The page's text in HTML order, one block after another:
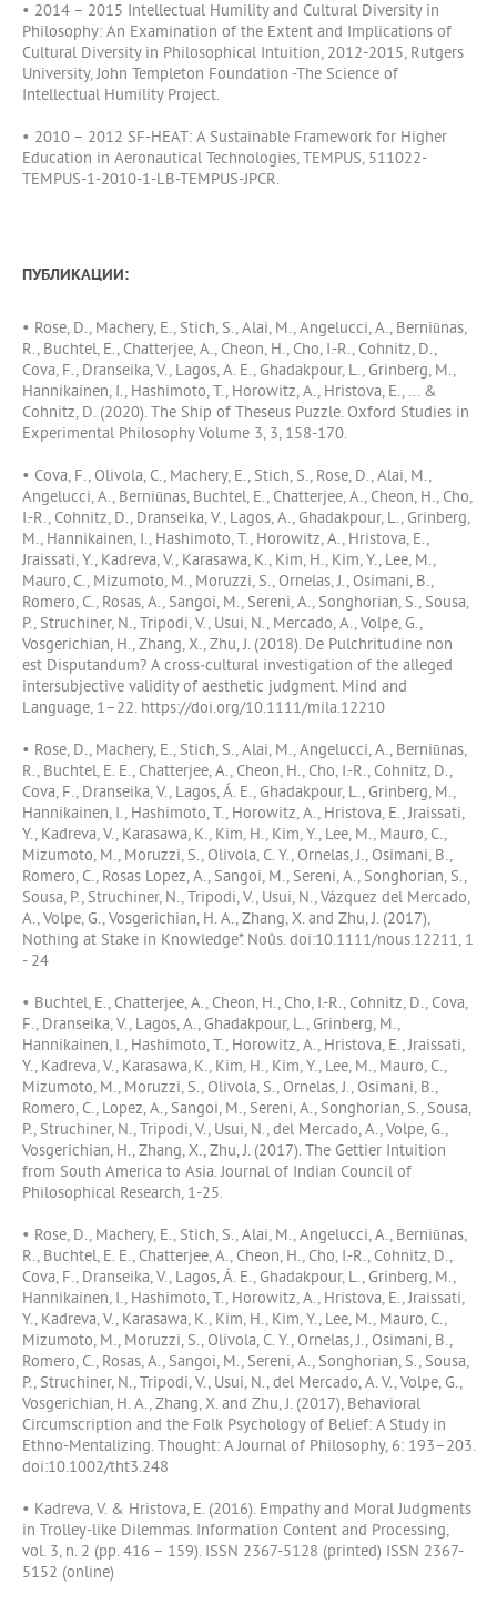
• 2014 – 2015 Intellectual Humility and Cultural Diversity in
Philosophy: An Examination of the Extent and Implications of
Cultural Diversity in Philosophical Intuition, 2012-2015, Rutgers
University, John Templeton Foundation -The Science of
Intellectual Humility Project.
• 2010 – 2012 SF-HEAT: A Sustainable Framework for Higher
Education in Aeronautical Technologies, TEMPUS, 511022-
TEMPUS-1-2010-1-LB-TEMPUS-JPCR.
ПУБЛИКАЦИИ:
• Rose, D., Machery, E., Stich, S., Alai, M., Angelucci, A., Berniūnas,
R., Buchtel, E., Chatterjee, A., Cheon, H., Cho, I.-R., Cohnitz, D.,
Cova, F., Dranseika, V., Lagos, A. E., Ghadakpour, L., Grinberg, M.,
Hannikainen, I., Hashimoto, T., Horowitz, A., Hristova, E., ... &
Cohnitz, D. (2020). The Ship of Theseus Puzzle. Oxford Studies in
Experimental Philosophy Volume 3, 3, 158-170.
• Cova, F., Olivola, C., Machery, E., Stich, S., Rose, D., Alai, M.,
Angelucci, A., Berniūnas, Buchtel, E., Chatterjee, A., Cheon, H., Cho,
I.-R., Cohnitz, D., Dranseika, V., Lagos, A., Ghadakpour, L., Grinberg,
M., Hannikainen, I., Hashimoto, T., Horowitz, A., Hristova, E.,
Jraissati, Y., Kadreva, V., Karasawa, K., Kim, H., Kim, Y., Lee, M.,
Mauro, C., Mizumoto, M., Moruzzi, S., Ornelas, J., Osimani, B.,
Romero, C., Rosas, A., Sangoi, M., Sereni, A., Songhorian, S., Sousa,
P., Struchiner, N., Tripodi, V., Usui, N., Mercado, A., Volpe, G.,
Vosgerichian, H., Zhang, X., Zhu, J. (2018). De Pulchritudine non
est Disputandum? A cross‐cultural investigation of the alleged
intersubjective validity of aesthetic judgment. Mind and
Language, 1–22. https://doi.org/10.1111/mila.12210
• Rose, D., Machery, E., Stich, S., Alai, M., Angelucci, A., Berniūnas,
R., Buchtel, E. E., Chatterjee, A., Cheon, H., Cho, I.-R., Cohnitz, D.,
Cova, F., Dranseika, V., Lagos, Á. E., Ghadakpour, L., Grinberg, M.,
Hannikainen, I., Hashimoto, T., Horowitz, A., Hristova, E., Jraissati,
Y., Kadreva, V., Karasawa, K., Kim, H., Kim, Y., Lee, M., Mauro, C.,
Mizumoto, M., Moruzzi, S., Olivola, C. Y., Ornelas, J., Osimani, B.,
Romero, C., Rosas Lopez, A., Sangoi, M., Sereni, A., Songhorian, S.,
Sousa, P., Struchiner, N., Tripodi, V., Usui, N., Vázquez del Mercado,
A., Volpe, G., Vosgerichian, H. A., Zhang, X. and Zhu, J. (2017),
Nothing at Stake in Knowledge*. Noûs. doi:10.1111/nous.12211, 1
- 24
• Buchtel, E., Chatterjee, A., Cheon, H., Cho, I.-R., Cohnitz, D., Cova,
F., Dranseika, V., Lagos, A., Ghadakpour, L., Grinberg, M.,
Hannikainen, I., Hashimoto, T., Horowitz, A., Hristova, E., Jraissati,
Y., Kadreva, V., Karasawa, K., Kim, H., Kim, Y., Lee, M., Mauro, C.,
Mizumoto, M., Moruzzi, S., Olivola, S., Ornelas, J., Osimani, B.,
Romero, C., Lopez, A., Sangoi, M., Sereni, A., Songhorian, S., Sousa,
P., Struchiner, N., Tripodi, V., Usui, N., del Mercado, A., Volpe, G.,
Vosgerichian, H., Zhang, X., Zhu, J. (2017). The Gettier Intuition
from South America to Asia. Journal of Indian Council of
Philosophical Research, 1-25.
• Rose, D., Machery, E., Stich, S., Alai, M., Angelucci, A., Berniūnas,
R., Buchtel, E. E., Chatterjee, A., Cheon, H., Cho, I.-R., Cohnitz, D.,
Cova, F., Dranseika, V., Lagos, Á. E., Ghadakpour, L., Grinberg, M.,
Hannikainen, I., Hashimoto, T., Horowitz, A., Hristova, E., Jraissati,
Y., Kadreva, V., Karasawa, K., Kim, H., Kim, Y., Lee, M., Mauro, C.,
Mizumoto, M., Moruzzi, S., Olivola, C. Y., Ornelas, J., Osimani, B.,
Romero, C., Rosas, A., Sangoi, M., Sereni, A., Songhorian, S., Sousa,
P., Struchiner, N., Tripodi, V., Usui, N., del Mercado, A. V., Volpe, G.,
Vosgerichian, H. A., Zhang, X. and Zhu, J. (2017), Behavioral
Circumscription and the Folk Psychology of Belief: A Study in
Ethno-Mentalizing. Thought: A Journal of Philosophy, 6: 193–203.
doi:10.1002/tht3.248
• Kadreva, V. & Hristova, E. (2016). Empathy and Moral Judgments
in Trolley-like Dilemmas. Information Content and Processing,
vol. 3, n. 2 (pp. 416 – 159). ISSN 2367-5128 (printed) ISSN 2367-
5152 (online)